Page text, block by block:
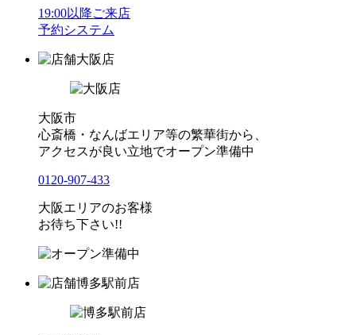
19:00以降ご来店
予約システム
大阪店
大阪市
心斎橋・なんばエリア等の繁華街から、
アクセスが良い立地でオープン準備中
0120-907-433
大阪エリアのお客様
お待ち下さい!!
博多駅前店